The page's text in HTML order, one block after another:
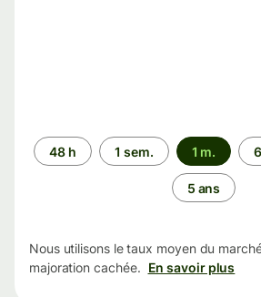
Période
48 h 1 sem. 1 m.
5 ans
Nous utilisons le taux moyen du
majoration cachée. En savoir plus